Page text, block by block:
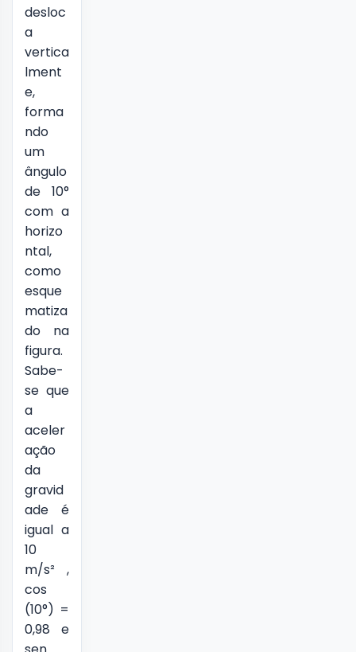
desloc
a
vertica
lment
e,
forma
ndo
um
ângulo
de 10°
com a
horizo
ntal,
como
esque
matiza
do na
figura.
Sabe-
se que
a
aceler
ação
da
gravid
ade é
igual a
10
m/s² ,
cos
(10°) =
0,98 e